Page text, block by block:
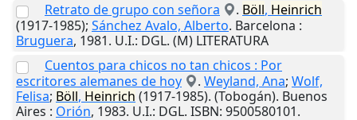
Retrato de grupo con señora
. Böll, Heinrich
(1917-1985); Sánchez Avalo, Alberto. Barcelona :
Bruguera, 1981. U.I.: DGL. (M) LITERATURA
Cuentos para chicos no tan chicos : Por
escritores alemanes de hoy
. Weyland, Ana; Wolf,
Felisa; Böll, Heinrich (1917-1985). (Tobogán). Buenos
Aires : Orión, 1983. U.I.: DGL. ISBN: 9500580101.